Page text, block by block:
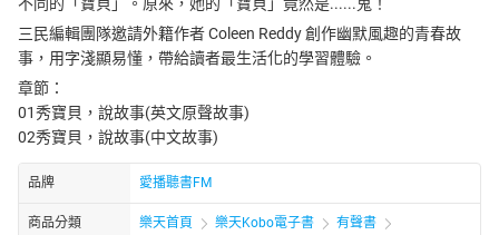
三民編輯團隊邀請外籍作者 Coleen Reddy 創作幽默風趣的青春故
事，用字淺顯易懂，帶給讀者最生活化的學習體驗。
章節：
01秀寶貝，說故事(英文原聲故事)
02秀寶貝，說故事(中文故事)
品牌 愛播聽書FM
商品分類 樂天首頁 樂天Kobo電子書
有聲書